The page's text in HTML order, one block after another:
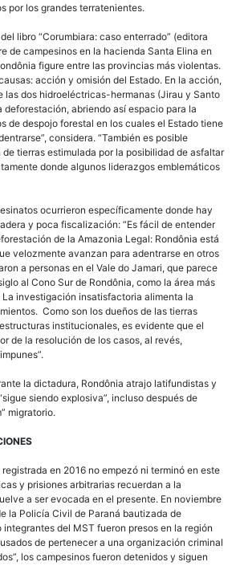
por los grandes terratenientes.
libro “Corumbiara: caso enterrado” (editora
de campesinos en la hacienda Santa Elina en
figure entre las provincias más violentas.
acción y omisión del Estado. En la acción,
las dos hidroeléctricas-hermanas (Jirau y Santo
abriendo así espacio para la
de despojo forestal en los cuales el Estado tiene
considera. “También es posible
tierras estimulada por la posibilidad de asfaltar
donde algunos liderazgos emblemáticos
ocurrieron específicamente donde hay
y poca fiscalización: “Es fácil de entender
de la Amazonia Legal: Rondônia está
velozmente avanzan para adentrarse en otros
a personas en el Vale do Jamari, que parece
al Cono Sur de Rondônia, como la área más
investigación insatisfactoria alimenta la
Como son los dueños de las tierras
institucionales, es evidente que el
de la resolución de los casos, al revés,
la dictadura, Rondônia atrajo latifundistas y
siendo explosiva”, incluso después de
migratorio.
en 2016 no empezó ni terminó en este
y prisiones arbitrarias recuerdan a la
a ser evocada en el presente. En noviembre
la Policía Civil de Paraná bautizada de
integrantes del MST fueron presos en la región
de pertenecer a una organización criminal
los campesinos fueron detenidos y siguen